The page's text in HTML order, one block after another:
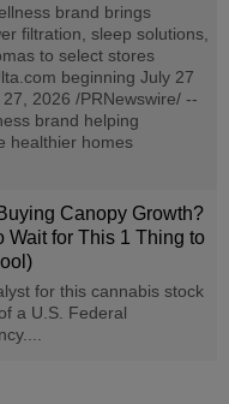
brand brings
filtration, sleep solutions,
to select stores
beginning July 27
2026 /PRNewswire/ --
brand helping
healthier homes
Canopy Growth?
Wait for This 1 Thing to
for this cannabis stock
a U.S. Federal